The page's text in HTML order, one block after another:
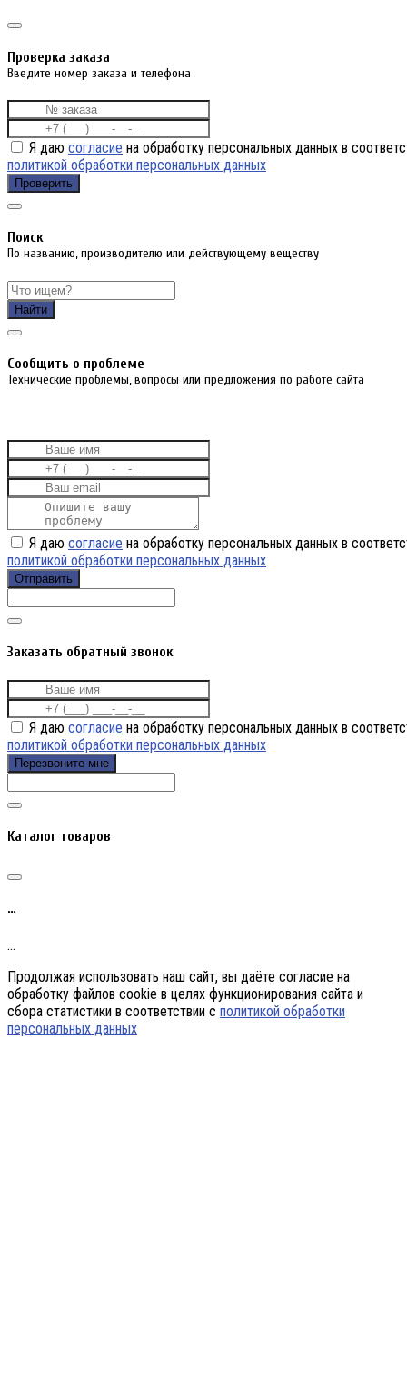
Проверка заказа
Введите номер заказа и телефона
Я даю согласие на обработку персональных данных в
политикой обработки персональных данных
Проверить
Поиск
По названию, производителю или действующему веществу
Найти
Cообщить о проблеме
Технические проблемы, вопросы или предложения по работе сайта
Я даю согласие на обработку персональных данных в
политикой обработки персональных данных
Отправить
Заказать обратный звонок
Я даю согласие на обработку персональных данных в
политикой обработки персональных данных
Перезвоните мне
Каталог товаров
…
…
Продолжая использовать наш сайт, вы даёте согласие на
обработку файлов cookie в целях функционирования сайта и
сбора статистики в соответствии с политикой обработки
персональных данных